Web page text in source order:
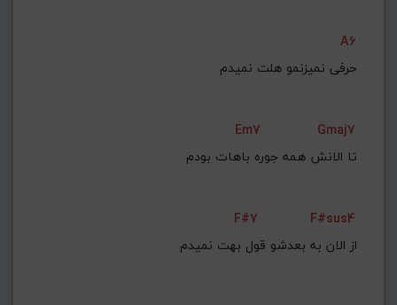
A6
ﺣﺮﻓﻰ ﻧﻤﻴﺰﻧﻤﻮ ﻫﻠﺖ ﻧﻤﻴﺪم
Em7
Gmaj7
    ﺗﺎ اﻟﺎﻧﺶ ﻫﻤﻪ ﺟﻮره ﺑﺎﻫﺎت ﺑﻮدم
F#7
F#sus4
از اﻟﺎن ﺑﻪ ﺑﻌﺪﺷﻮ ﻗﻮل ﺑﻬﺖ ﻧﻤﻴﺪم